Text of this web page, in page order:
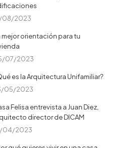
08/2023
mejor orientación para tu
07/2023
es la Arquitectura Unifamiliar?
05/2023
Felisa entrevista a Juan Diez,
director de DICAM
04/2023